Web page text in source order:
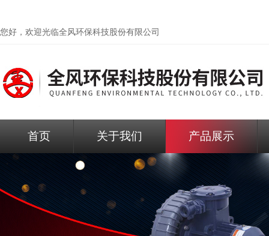
您好，欢迎光临全风环保科技股份有限公司
首页 关于我们 产品展示